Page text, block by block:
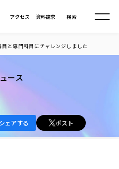
資料請求
アクセス 検索
学部・大学院TOP
と専門科目にチャレンジしました
ース
シェアする ポスト